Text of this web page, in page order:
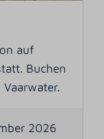
auf
Buchen
2026